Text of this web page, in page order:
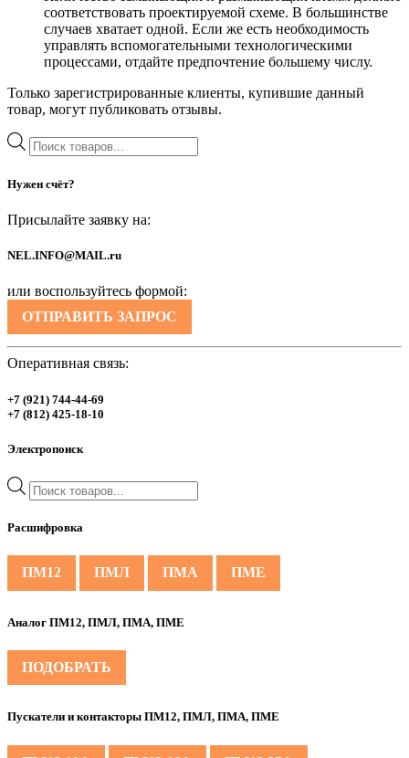
соответствовать проектируемой схеме. В большинстве
случаев хватает одной. Если же есть необходимость
управлять вспомогательными технологическими
процессами, отдайте предпочтение большему числу.
Только зарегистрированные клиенты, купившие данный
товар, могут публиковать отзывы.
Поиск
товаров
Нужен счёт?
Присылайте заявку на:
NEL.INFO@MAIL.ru
или воспользуйтесь формой:
ОТПРАВИТЬ ЗАПРОС
Оперативная связь:
+7 (921) 744-44-69
+7 (812) 425-18-10
Электропоиск
Поиск
товаров
Расшифровка
ПМ12 ПМЛ ПМА ПМЕ
Аналог ПМ12, ПМЛ, ПМА, ПМЕ
ПОДОБРАТЬ
Пускатели и контакторы ПМ12, ПМЛ, ПМА, ПМЕ